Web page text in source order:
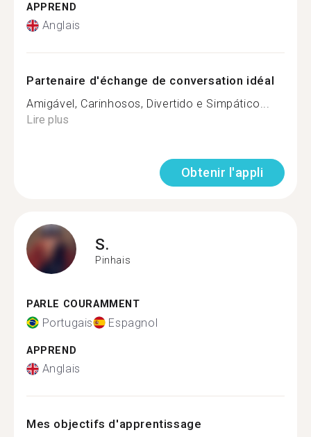
APPREND
Anglais
Partenaire d'échange de conversation idéal
Amigável, Carinhosos, Divertido e Simpático...
Lire plus
Obtenir l'appli
S.
Pinhais
PARLE COURAMMENT
Portugais Espagnol
APPREND
Anglais
Mes objectifs d'apprentissage